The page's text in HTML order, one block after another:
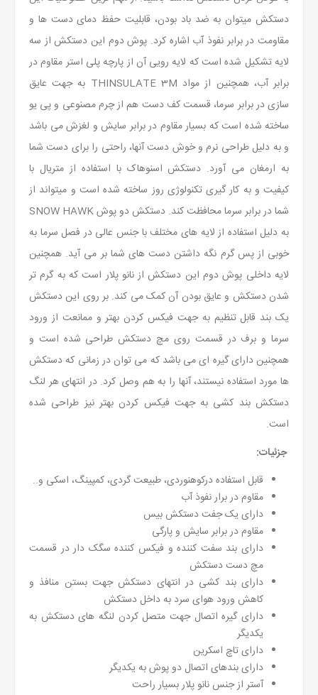
دستکش میتوان به ضد باد بودن، قابلیت حفظ دمای دست ها و
مقاومت در برابر نفوذ آب اشاره کرد. پوش دوم این دستکش از سه
لایه تشکیل شده است که لایه رویی آن از پارچه پلی استر مقاوم در
برابر آب، همچنین از مواد THINSULATE 3M به جهت عایق‌
سازی در برابر سرما، قسمت کف دست هم از چرم مصنوعی و پی یو
ساخته شده است که بسیار مقاوم در برابر سایش و لغزش می باشد
و به دلیل طراحی نرم و خوش دست آنها، راحتی را برای دست شما
به ارمغان می آورد. دستکش اسنوهاک با استفاده از متریال با
کیفیت و به کار گیری تکنولوژی روز ساخته شده است و میتواند از
شما در برابر سرما محافظت کند. دستکش دو پوش SNOW HAWK
به دلیل استفاده از لایه های مختلف با جنس عالی در فصل سرما به
خوبی از پس گرم نگه داشتن دست های شما بر می آید. همچنین
لایه داخلی پوش دوم این دستکش از نانو پلار است که به گرم تر
شدن دستکش و عایق بودن آن کمک می کند. بر روی این دستکش
یک بند قابل تنظیم به جهت فیکس کردن بهتر و ممانعت از ورود
سرما و برف در قسمت روی مچ دستکش طراحی شده است و
همچنین دارای گیره ای می باشد که می توان در زمانی که دستکش
ها مورد استفاده نیستند، آنها را به هم وصل کرد. در انتهای هر لنگ
دستکش بند کشی به جهت فیکس کردن بهتر نیز طراحی شده
است.
جزئیات:
قابل استفاده درکوهنوردی، طبیعت گردی، کمپینگ، اسکی و..
مقاوم در برار نفوذ آب
دارای یک جفت دستکش بیس
مقاوم در برابر سایش و پارگی
دارای بند سفت کننده و فیکس کننده سگک دار در قسمت
مچ دست دستکش
دارای بند کشی در انتهای دستکش جهت بستن منافذ و
کاهش ورود هوای سرد به داخل دستکش
دارای گیره اتصال جهت متصل کردن لنگه های دستکش به
یکدیگر
دارای تاچ اسکرین
دارای بندهای اتصال دو پوش به یکدیگر
آستر از جنس نانو پلار بسیار راحت